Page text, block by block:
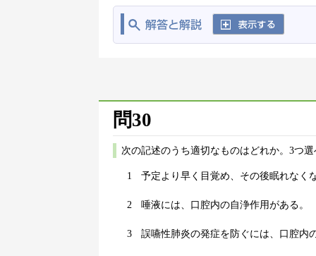
問30
次の記述のうち適切なものはどれか。3つ選
1 予定より早く目覚め、その後眠れなく
2 唾液には、口腔内の自浄作用がある。
3 誤嚥性肺炎の発症を防ぐには、口腔内